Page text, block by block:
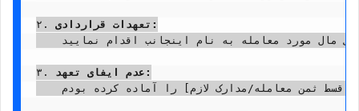
۲.
تعهدات قراردادی:
۳.
عدم ایفای تعهد: